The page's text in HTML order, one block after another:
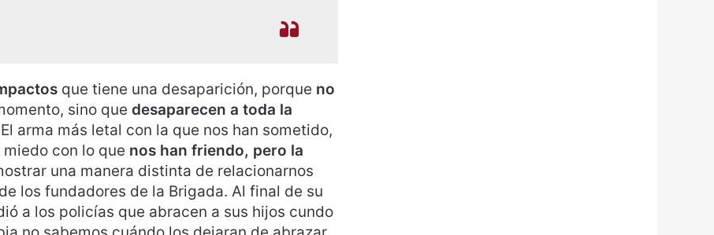
que tiene una desaparición, porque no
sino que desaparecen a toda la
arma más letal con la que nos han sometido,
miedo con lo que nos han friendo, pero la
una manera distinta de relacionarnos
los fundadores de la Brigada. Al final de su
a los policías que abracen a sus hijos cundo